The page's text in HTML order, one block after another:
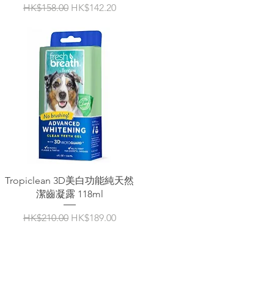
一般價格
HK$158.00 促銷價格
HK$142.20
Tropiclean 3D美白功能純天然
潔齒凝露 118ml
一般價格
HK$210.00 促銷價格
HK$189.00